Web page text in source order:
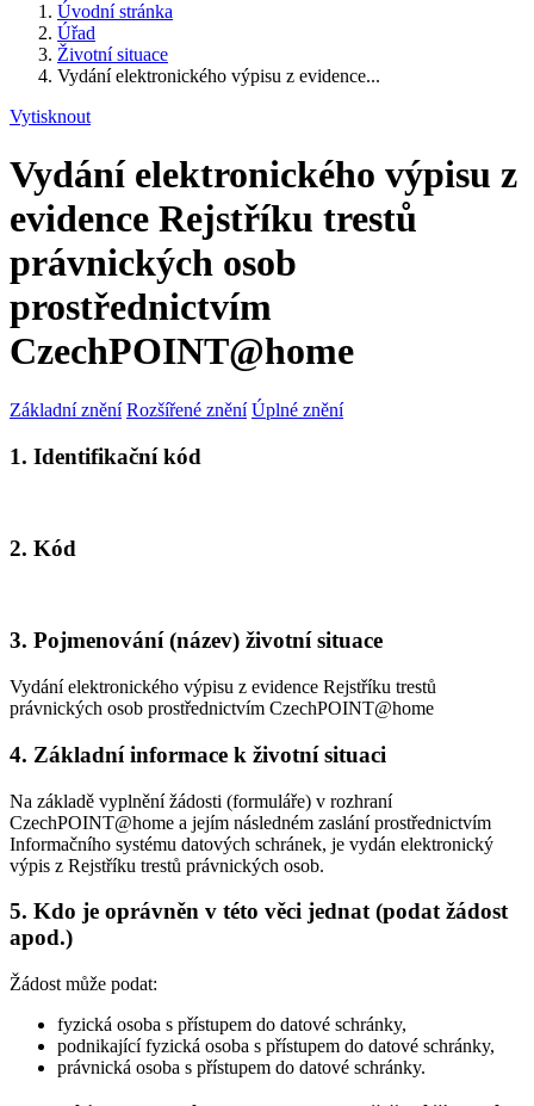
Úvodní stránka
Úřad
Životní situace
Vydání elektronického výpisu z evidence...
Vytisknout
Vydání elektronického výpisu z
evidence Rejstříku trestů
právnických osob
prostřednictvím
CzechPOINT@home
Základní znění Rozšířené znění Úplné znění
1. Identifikační kód
2. Kód
3. Pojmenování (název) životní situace
Vydání elektronického výpisu z evidence Rejstříku trestů
právnických osob prostřednictvím CzechPOINT@home
4. Základní informace k životní situaci
Na základě vyplnění žádosti (formuláře) v rozhraní
CzechPOINT@home a jejím následném zaslání prostřednictvím
Informačního systému datových schránek, je vydán elektronický
výpis z Rejstříku trestů právnických osob.
5. Kdo je oprávněn v této věci jednat (podat žádost
apod.)
Žádost může podat:
fyzická osoba s přístupem do datové schránky,
podnikající fyzická osoba s přístupem do datové schránky,
právnická osoba s přístupem do datové schránky.